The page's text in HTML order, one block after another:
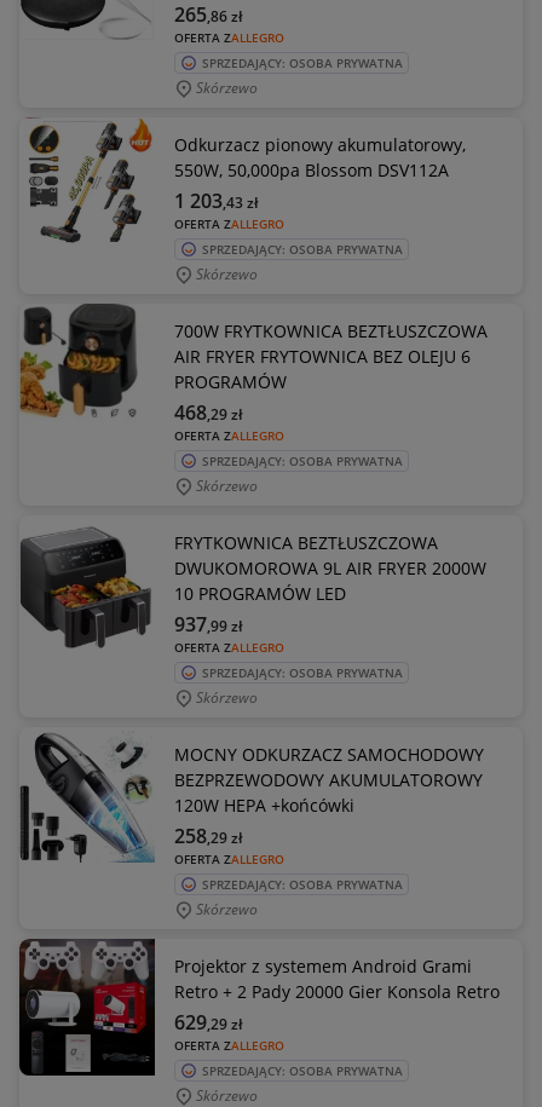
OFERTA ZALLEGRO
265,86zł
SPRZEDAJĄCY: OSOBA PRYWATNA
Skórzewo
Odkurzacz pionowy akumulatorowy,
550W, 50,000pa Blossom DSV112A
OFERTA ZALLEGRO
1 203,43zł
SPRZEDAJĄCY: OSOBA PRYWATNA
Skórzewo
700W FRYTKOWNICA BEZTŁUSZCZOWA
AIR FRYER FRYTOWNICA BEZ OLEJU 6
PROGRAMÓW
OFERTA ZALLEGRO
468,29zł
SPRZEDAJĄCY: OSOBA PRYWATNA
Skórzewo
FRYTKOWNICA BEZTŁUSZCZOWA
DWUKOMOROWA 9L AIR FRYER 2000W
10 PROGRAMÓW LED
OFERTA ZALLEGRO
937,99zł
SPRZEDAJĄCY: OSOBA PRYWATNA
Skórzewo
MOCNY ODKURZACZ SAMOCHODOWY
BEZPRZEWODOWY AKUMULATOROWY
120W HEPA +końcówki
OFERTA ZALLEGRO
258,29zł
SPRZEDAJĄCY: OSOBA PRYWATNA
Skórzewo
Projektor z systemem Android Grami
Retro + 2 Pady 20000 Gier Konsola Retro
OFERTA ZALLEGRO
629,29zł
SPRZEDAJĄCY: OSOBA PRYWATNA
Skórzewo